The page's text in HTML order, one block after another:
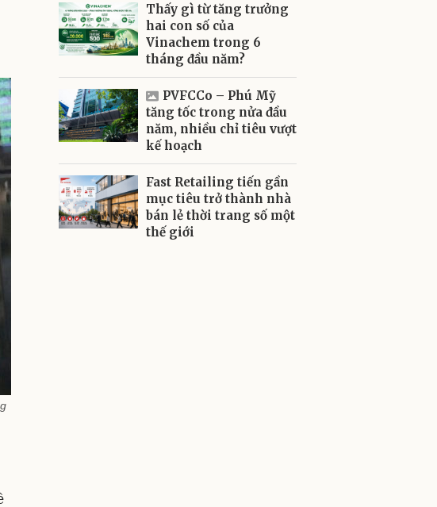
Thấy gì từ tăng trưởng
hai con số của
Vinachem trong 6
tháng đầu năm?
PVFCCo – Phú Mỹ
tăng tốc trong nửa đầu
năm, nhiều chỉ tiêu vượt
kế hoạch
Fast Retailing tiến gần
mục tiêu trở thành nhà
bán lẻ thời trang số một
thế giới